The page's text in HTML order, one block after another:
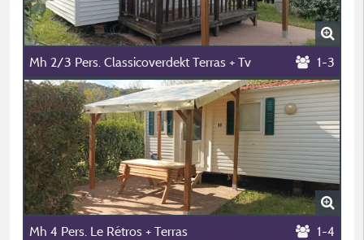
Mh 2/3 Pers. Classicoverdekt Terras + Tv 1-3
Mh 4 Pers. Le Rétros + Terras 1-4